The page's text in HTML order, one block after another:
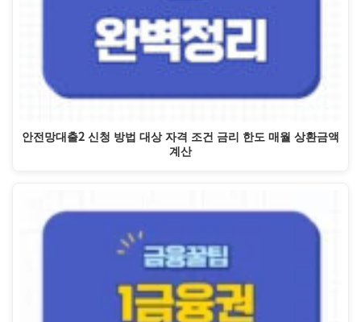
안전망대출2 신청 방법 대상 자격 조건 금리 한도 매월 상환금액
계산